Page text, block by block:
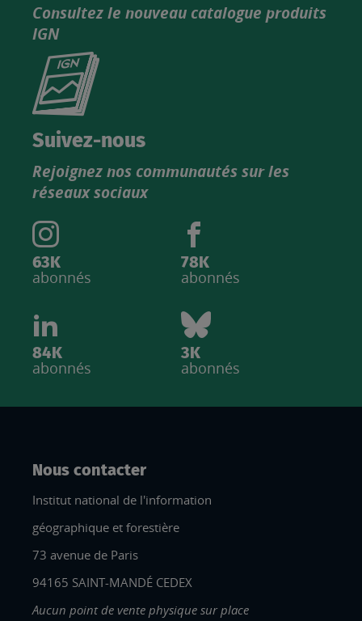
Consultez le nouveau catalogue produits
IGN
Consultez
catalogue
IGN
Suivez-nous
Rejoignez nos communautés sur les
réseaux sociaux
63K
abonnés
78K
abonnés
84K
abonnés
3K
abonnés
Nous contacter
Institut national de l'information
géographique et forestière
73 avenue de Paris
94165 SAINT-MANDÉ CEDEX
Aucun point de vente physique sur place